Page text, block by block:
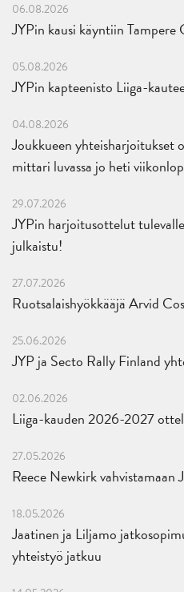
06.08.2026
JYPin kausi käyntiin Tampere
05.08.2026
JYPin kapteenisto Liiga-
04.08.2026
Joukkueen yhteisharjoitukset
mittari luvassa jo heti
29.07.2026
JYPin harjoitusottelut
julkaistu!
27.07.2026
Ruotsalaishyökkääjä Arvid
25.06.2026
JYP ja Secto Rally Finland
02.06.2026
Liiga-kauden 2026-2027
27.05.2026
Reece Newkirk vahvistamaan
18.05.2026
Jaatinen ja Liljamo
yhteistyö jatkuu